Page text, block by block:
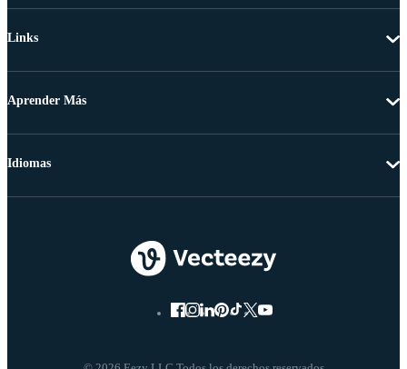
Links
Aprender Más
Idiomas